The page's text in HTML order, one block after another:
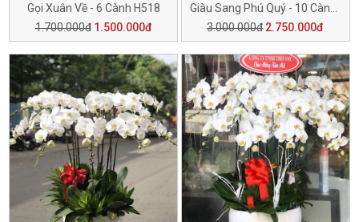
Gọi Xuân Về - 6 Cành H518
1.700.000đ 1.500.000đ
3.000.000đ 2.750.000đ